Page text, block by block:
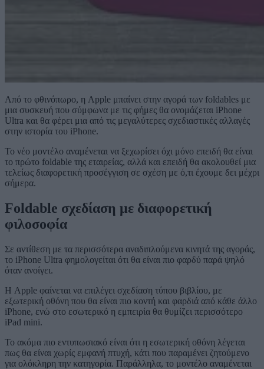
Από το φθινόπωρο, η Apple μπαίνει στην αγορά των foldables με
μια συσκευή που σύμφωνα με τις φήμες θα ονομάζεται iPhone
Ultra και θα φέρει μια από τις μεγαλύτερες σχεδιαστικές αλλαγές
στην ιστορία του iPhone.
Το νέο μοντέλο αναμένεται να ξεχωρίσει όχι μόνο επειδή θα είναι
το πρώτο foldable της εταιρείας, αλλά και επειδή θα ακολουθεί μια
τελείως διαφορετική προσέγγιση σε σχέση με ό,τι έχουμε δει μέχρι
σήμερα.
Foldable σχεδίαση με διαφορετική
φιλοσοφία
Σε αντίθεση με τα περισσότερα αναδιπλούμενα κινητά της αγοράς,
το iPhone Ultra φημολογείται ότι θα είναι πιο φαρδύ παρά ψηλό
όταν ανοίγει.
Η Apple φαίνεται να επιλέγει σχεδίαση τύπου βιβλίου, με
εξωτερική οθόνη που θα είναι πιο κοντή και φαρδιά από κάθε άλλο
iPhone, ενώ στο εσωτερικό η εμπειρία θα θυμίζει περισσότερο
iPad mini.
Το ακόμα πιο εντυπωσιακό είναι ότι η εσωτερική οθόνη λέγεται
πως θα είναι χωρίς εμφανή πτυχή, κάτι που παραμένει ζητούμενο
για ολόκληρη την κατηγορία. Παράλληλα, το μοντέλο αναμένεται